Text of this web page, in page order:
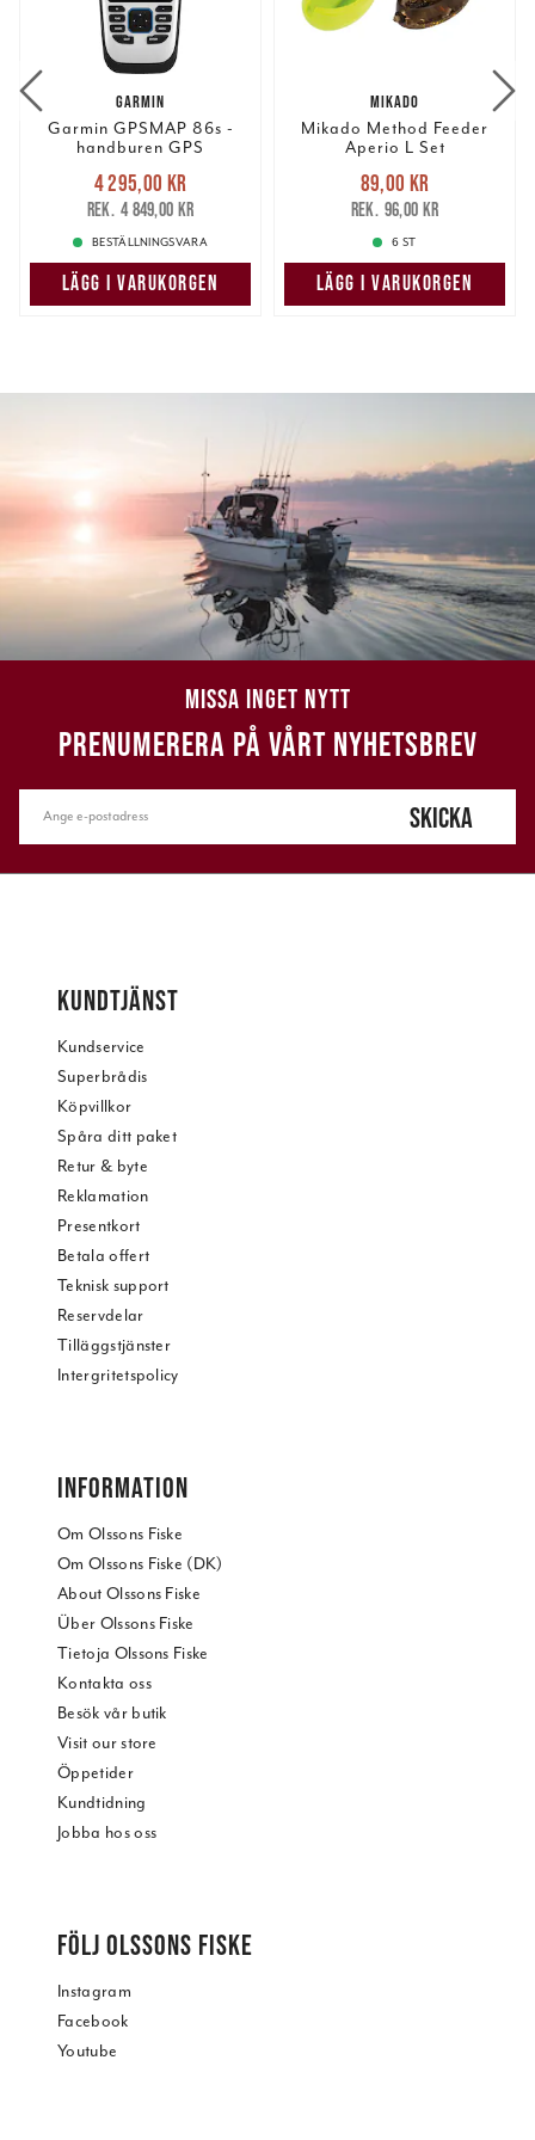
GARMIN
Garmin GPSMAP 86s -
handburen GPS
Nuvarande pris
4 295,00 krTidigare pris
4 849,00 kr
4 295,00 kr
4 849,00 kr
BESTÄLLNINGSVARA
LÄGG I VARUKORGEN
MIKADO
Mikado Method Feeder
Aperio L Set
Nuvarande pris
89,00 krTidigare pris
96,00 kr
89,00 kr
96,00 kr
6 ST
LÄGG I VARUKORGEN
MISSA INGET NYTT
PRENUMERERA PÅ VÅRT NYHETSBREV
SKICKA
KUNDTJÄNST
Kundservice
Superbrådis
Köpvillkor
Spåra ditt paket
Retur & byte
Reklamation
Presentkort
Betala offert
Teknisk support
Reservdelar
Tilläggstjänster
Intergritetspolicy
INFORMATION
Om Olssons Fiske
Om Olssons Fiske (DK)
About Olssons Fiske
Über Olssons Fiske
Tietoja Olssons Fiske
Kontakta oss
Besök vår butik
Visit our store
Öppetider
Kundtidning
Jobba hos oss
FÖLJ OLSSONS FISKE
Instagram
Facebook
Youtube